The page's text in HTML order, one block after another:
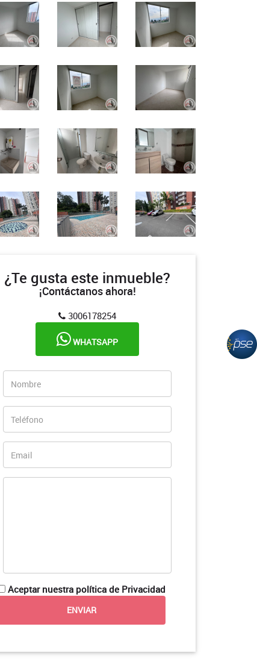
¿Te gusta este inmueble?
¡Contáctanos ahora!
3006178254
WHATSAPP
Aceptar nuestra política de Privacidad